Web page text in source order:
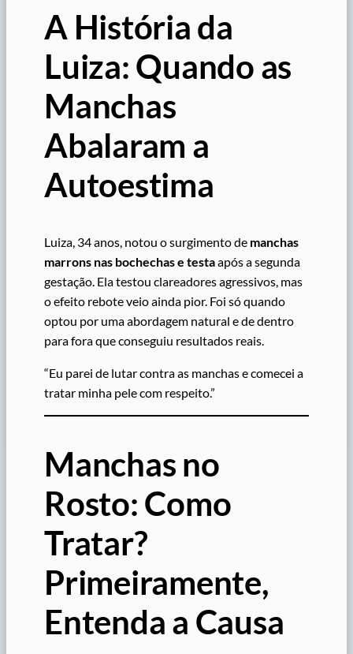
A História da
Luiza: Quando as
Manchas
Abalaram a
Autoestima
Luiza, 34 anos, notou o surgimento de manchas
marrons nas bochechas e testaapós a segunda
gestação. Ela testou clareadores agressivos, mas
o efeito rebote veio ainda pior. Foi só quando
optou por uma abordagem natural e de dentro
para fora que conseguiu resultados reais.
“Eu parei de lutar contra as manchas e comecei a
tratar minha pele com respeito.”
Manchas no
Rosto: Como
Tratar?
Primeiramente,
Entenda a Causa